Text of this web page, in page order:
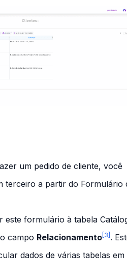
um pedido de cliente, você
terceiro a partir do Formulário
este formulário à tabela
campo Relacionamento [3] .
dados de várias tabelas em